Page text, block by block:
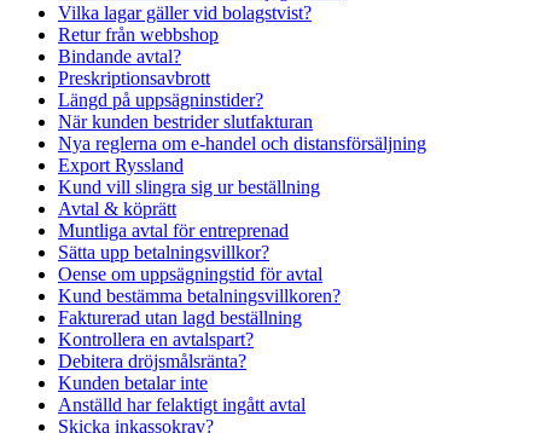
Vilka lagar gäller vid bolagstvist?
Retur från webbshop
Bindande avtal?
Preskriptionsavbrott
Längd på uppsägninstider?
När kunden bestrider slutfakturan
Nya reglerna om e-handel och distansförsäljning
Export Ryssland
Kund vill slingra sig ur beställning
Avtal & köprätt
Muntliga avtal för entreprenad
Sätta upp betalningsvillkor?
Oense om uppsägningstid för avtal
Kund bestämma betalningsvillkoren?
Fakturerad utan lagd beställning
Kontrollera en avtalspart?
Debitera dröjsmålsränta?
Kunden betalar inte
Anställd har felaktigt ingått avtal
Skicka inkassokrav?